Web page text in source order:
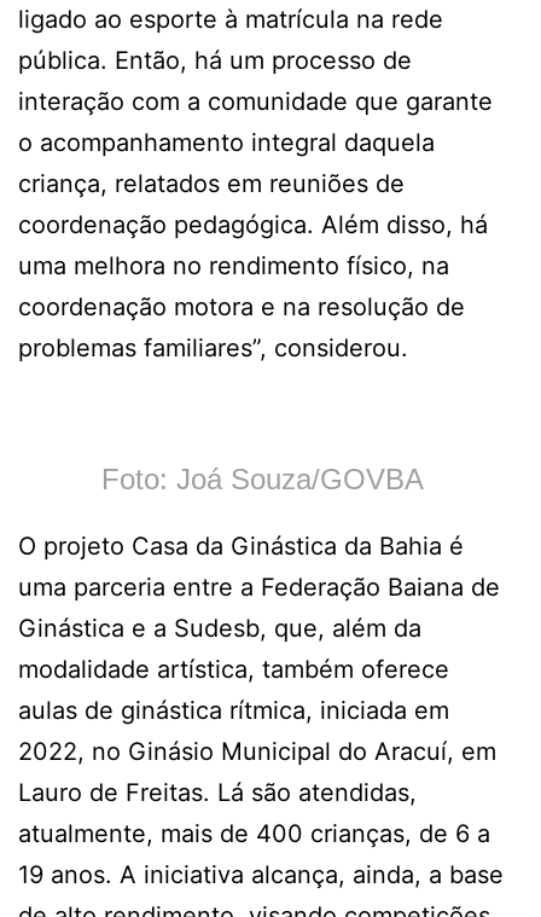
ligado ao esporte à matrícula na rede
pública. Então, há um processo de
interação com a comunidade que garante
o acompanhamento integral daquela
criança, relatados em reuniões de
coordenação pedagógica. Além disso, há
uma melhora no rendimento físico, na
coordenação motora e na resolução de
problemas familiares”, considerou.
Foto: Joá Souza/GOVBA
O projeto Casa da Ginástica da Bahia é
uma parceria entre a Federação Baiana de
Ginástica e a Sudesb, que, além da
modalidade artística, também oferece
aulas de ginástica rítmica, iniciada em
2022, no Ginásio Municipal do Aracuí, em
Lauro de Freitas. Lá são atendidas,
atualmente, mais de 400 crianças, de 6 a
19 anos. A iniciativa alcança, ainda, a base